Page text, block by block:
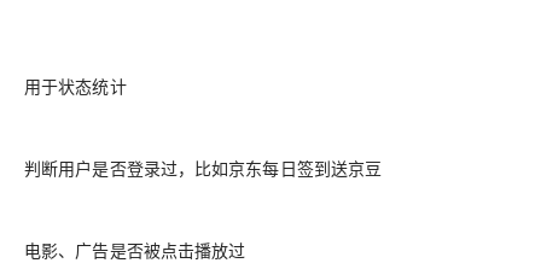
用于状态统计
判断用户是否登录过，比如京东每日签到送京豆
电影、广告是否被点击播放过